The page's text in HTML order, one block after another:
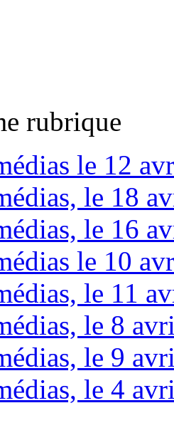
rubrique
le 12
le 18
le 16
le 10
le 11
le 8
le 9
le 4